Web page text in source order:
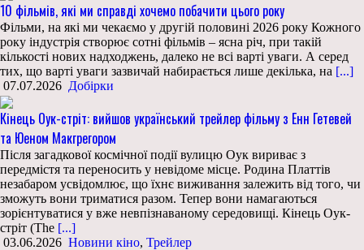
10 фільмів, які ми справді хочемо побачити цього року
Фільми, на які ми чекаємо у другій половині 2026 року Кожного
року індустрія створює сотні фільмів – ясна річ, при такій
кількості нових надходжень, далеко не всі варті уваги. А серед
тих, що варті уваги зазвичай набирається лише декілька, на [...]
07.07.2026 Добірки
Кінець Оук-стріт: вийшов український трейлер фільму з Енн Гетевей
та Юеном Макгрегором
Після загадкової космічної події вулицю Оук вириває з
передмістя та переносить у невідоме місце. Родина Платтів
незабаром усвідомлює, що їхнє виживання залежить від того, чи
зможуть вони триматися разом. Тепер вони намагаються
зорієнтуватися у вже невпізнаваному середовищі. Кінець Оук-
стріт (The [...]
03.06.2026 Новини кіно, Трейлер